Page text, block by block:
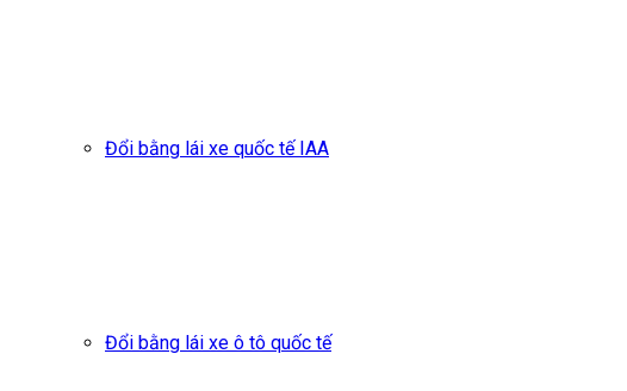
Đổi bằng lái xe quốc tế IAA
Đổi bằng lái xe ô tô quốc tế